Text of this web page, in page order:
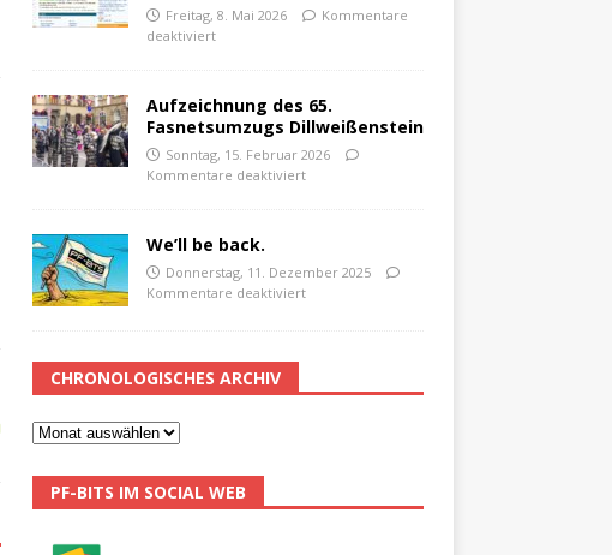
Freitag, 8. Mai 2026
Kommentare
deaktiviert
Aufzeichnung des 65.
Fasnetsumzugs Dillweißenstein
Sonntag, 15. Februar 2026
Kommentare deaktiviert
We’ll be back.
Donnerstag, 11. Dezember 2025
Kommentare deaktiviert
CHRONOLOGISCHES ARCHIV
PF-BITS IM SOCIAL WEB